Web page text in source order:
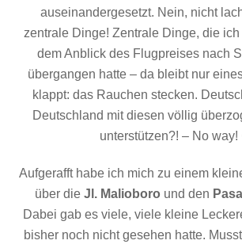
auseinandergesetzt. Nein, nicht
zentrale Dinge! Zentrale Dinge, die
dem Anblick des Flugpreises nach
übergangen hatte – da bleibt nur
klappt: das Rauchen stecken.
Deutschland mit diesen völlig
unterstützen?! – No way!
Aufgerafft habe ich mich zu einem
über die Jl. Malioboro und den
Dabei gab es viele, viele kleine
bisher noch nicht gesehen hatte.